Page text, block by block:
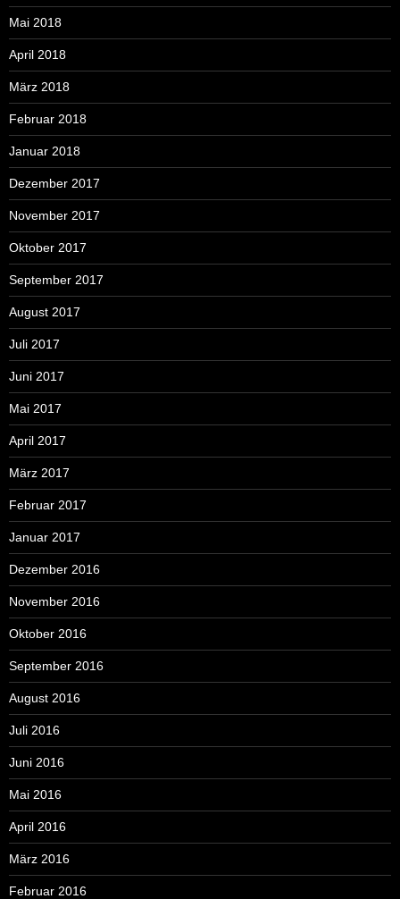
Mai 2018
April 2018
März 2018
Februar 2018
Januar 2018
Dezember 2017
November 2017
Oktober 2017
September 2017
August 2017
Juli 2017
Juni 2017
Mai 2017
April 2017
März 2017
Februar 2017
Januar 2017
Dezember 2016
November 2016
Oktober 2016
September 2016
August 2016
Juli 2016
Juni 2016
Mai 2016
April 2016
März 2016
Februar 2016